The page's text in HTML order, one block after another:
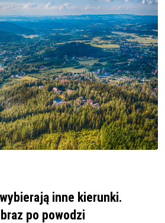
inne kierunki.
po powodzi